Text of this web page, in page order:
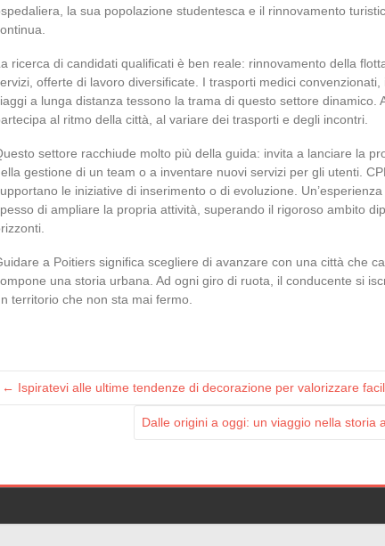
la sua popolazione studentesca e il rinnovamento
ricerca di candidati qualificati è ben reale: rinnovamento della
offerte di lavoro diversificate. I trasporti medici
a lunga distanza tessono la trama di questo settore dinamico.
al ritmo della città, al variare dei trasporti e degli incontri.
settore racchiude molto più della guida: invita a lanciare la
gestione di un team o a inventare nuovi servizi per gli utenti.
le iniziative di inserimento o di evoluzione.
di ampliare la propria attività, superando il rigoroso ambito
a Poitiers significa scegliere di avanzare con una città che
una storia urbana. Ad ogni giro di ruota, il conducente si
territorio che non sta mai fermo.
← Ispiratevi alle ultime tendenze di decorazione per valorizzare
Dalle origini a oggi: un viaggio nella storia